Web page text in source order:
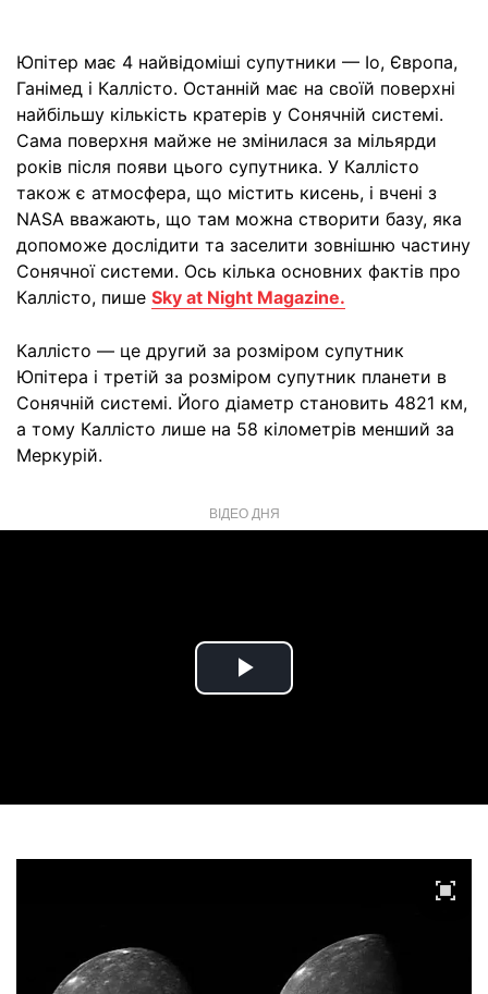
Юпітер має 4 найвідоміші супутники — Іо, Європа,
Ганімед і Каллісто. Останній має на своїй поверхні
найбільшу кількість кратерів у Сонячній системі.
Сама поверхня майже не змінилася за мільярди
років після появи цього супутника. У Каллісто
також є атмосфера, що містить кисень, і вчені з
NASA вважають, що там можна створити базу, яка
допоможе дослідити та заселити зовнішню частину
Сонячної системи. Ось кілька основних фактів про
Каллісто, пише Sky at Night Magazine.
Каллісто — це другий за розміром супутник
Юпітера і третій за розміром супутник планети в
Сонячній системі. Його діаметр становить 4821 км,
а тому Каллісто лише на 58 кілометрів менший за
Меркурій.
ВІДЕО ДНЯ
Play